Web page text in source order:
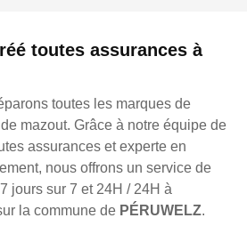
toutes assurances à
toutes les marques de
mazout. Grâce à notre équipe de
assurances et experte en
nous offrons un service de
jours sur 7 et 24H / 24H à
la commune de PÉRUWELZ.